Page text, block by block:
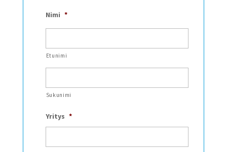
Nimi *
Etunimi
Sukunimi
Yritys *